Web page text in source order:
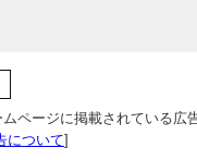
ページに掲載されている広
について]